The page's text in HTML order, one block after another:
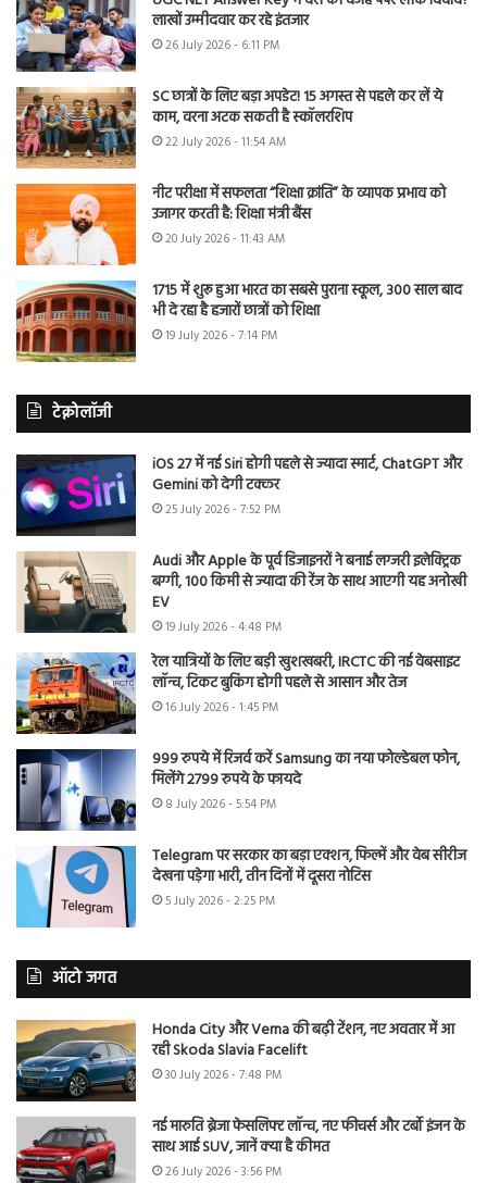
लाखों उम्मीदवार कर रहे इंतजार
26 July 2026 - 6:11 PM
SC छात्रों के लिए बड़ा अपडेट! 15 अगस्त से पहले कर लें ये
काम, वरना अटक सकती है स्कॉलरशिप
22 July 2026 - 11:54 AM
नीट परीक्षा में सफलता “शिक्षा क्रांति” के व्यापक प्रभाव को
उजागर करती है: शिक्षा मंत्री बैंस
20 July 2026 - 11:43 AM
1715 में शुरू हुआ भारत का सबसे पुराना स्कूल, 300 साल बाद
भी दे रहा है हजारों छात्रों को शिक्षा
19 July 2026 - 7:14 PM
टेक्नोलॉजी
iOS 27 में नई Siri होगी पहले से ज्यादा स्मार्ट, ChatGPT और
Gemini को देगी टक्कर
25 July 2026 - 7:52 PM
Audi और Apple के पूर्व डिजाइनरों ने बनाई लग्जरी इलेक्ट्रिक
बग्गी, 100 किमी से ज्यादा की रेंज के साथ आएगी यह अनोखी
EV
19 July 2026 - 4:48 PM
रेल यात्रियों के लिए बड़ी खुशखबरी, IRCTC की नई वेबसाइट
लॉन्च, टिकट बुकिंग होगी पहले से आसान और तेज
16 July 2026 - 1:45 PM
999 रुपये में रिजर्व करें Samsung का नया फोल्डेबल फोन,
मिलेंगे 2799 रुपये के फायदे
8 July 2026 - 5:54 PM
Telegram पर सरकार का बड़ा एक्शन, फिल्में और वेब सीरीज
देखना पड़ेगा भारी, तीन दिनों में दूसरा नोटिस
5 July 2026 - 2:25 PM
ऑटो जगत
Honda City और Verna की बढ़ी टेंशन, नए अवतार में आ
रही Skoda Slavia Facelift
30 July 2026 - 7:48 PM
नई मारुति ब्रेजा फेसलिफ्ट लॉन्च, नए फीचर्स और टर्बो इंजन के
साथ आई SUV, जानें क्या है कीमत
26 July 2026 - 3:56 PM